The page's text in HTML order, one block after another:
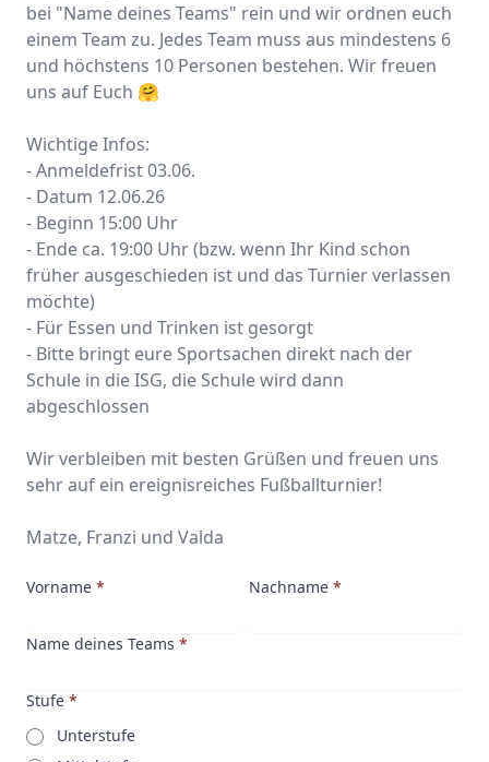
bei "Name deines Teams" rein und wir ordnen euch
einem Team zu. Jedes Team muss aus mindestens 6
und höchstens 10 Personen bestehen. Wir freuen
uns auf Euch 🤗
Wichtige Infos:
- Anmeldefrist 03.06.
- Datum 12.06.26
- Beginn 15:00 Uhr
- Ende ca. 19:00 Uhr (bzw. wenn Ihr Kind schon
früher ausgeschieden ist und das Turnier verlassen
möchte)
- Für Essen und Trinken ist gesorgt
- Bitte bringt eure Sportsachen direkt nach der
Schule in die ISG, die Schule wird dann
abgeschlossen
Wir verbleiben mit besten Grüßen und freuen uns
sehr auf ein ereignisreiches Fußballturnier!
Matze, Franzi und Valda
Vorname * Nachname *
Name deines Teams *
Stufe *
Unterstufe